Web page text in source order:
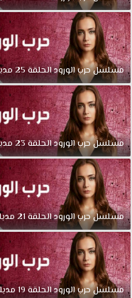
مسلسلحربالورودالحلقة25
مسلسلحربالورودالحلقة23
مسلسلحربالورودالحلقة21
مسلسلحربالورودالحلقة19